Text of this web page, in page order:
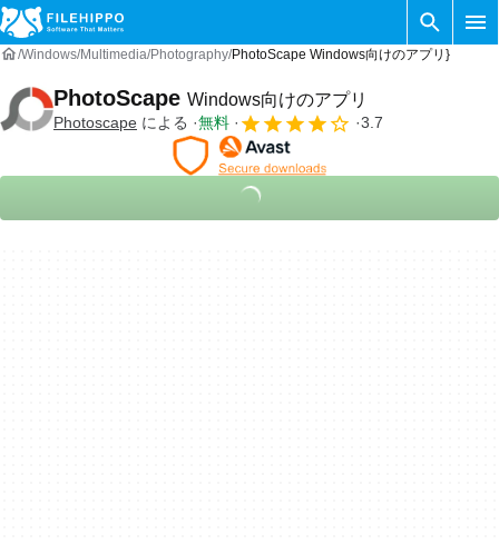
Windows Multimedia Photography PhotoScape Windows向けのアプリ}
PhotoScape Windows向けのアプリ
Photoscape による 無料 3.7